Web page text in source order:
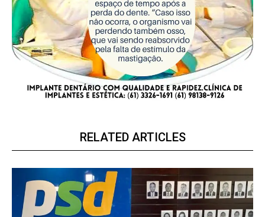
RELATED ARTICLES